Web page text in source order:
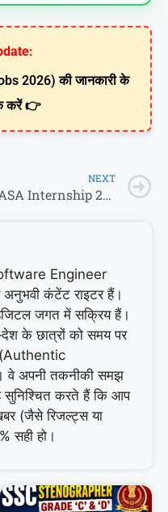
2026) की जानकारी के
करें 👉
NEXT
NASA Internship 2026: अब कॉलेज स्टूडेंट्स जाएंगे NASA! पैसा और करियर दोनों मिलेगा
Engineer
कंटेंट राइटर हैं।
जगत में सक्रिय हैं।
के छात्रों को समय पर
(Authentic
वे अपनी तकनीकी समझ
करते हैं कि आप
(जैसे रिजल्ट्स या
सही हो।